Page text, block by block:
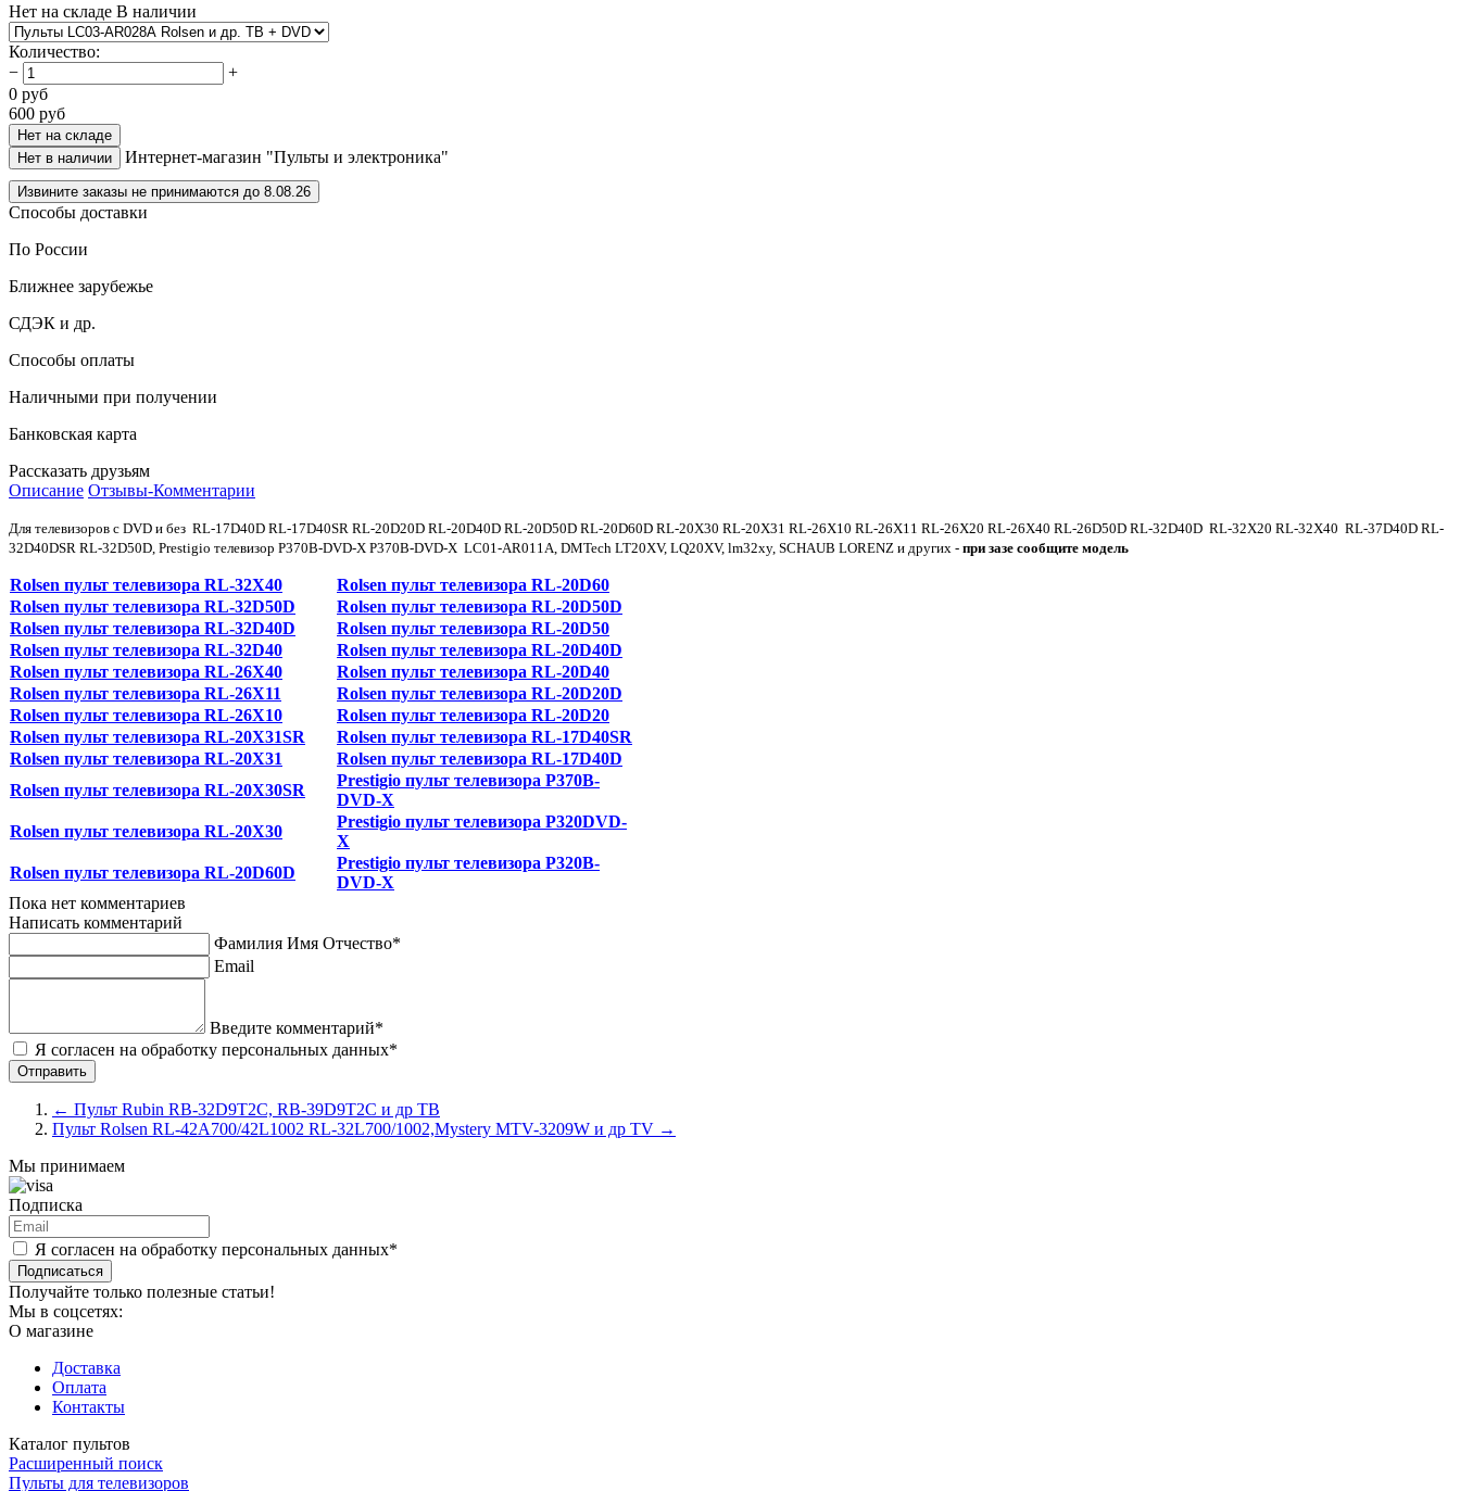
Нет на складе В наличии
Количество:
−
+
0 руб
600 руб
Нет на складе
Нет в наличии
Интернет-магазин "Пульты и электроника"
Извините заказы не принимаются до 8.08.26
Способы доставки
По России
Ближнее зарубежье
СДЭК и др.
Способы оплаты
Наличными при получении
Банковская карта
Рассказать друзьям
Описание Отзывы-Комментарии
Для телевизоров c DVD и без RL-17D40D RL-17D40SR RL-20D20D RL-20D40D RL-20D50D RL-20D60D RL-20X30 RL-20X31 RL-26X10 RL-26X11 RL-26X20 RL-26X40 RL-26D50D RL-32D40D RL-32X20 RL-32X40 RL-37D40D RL-
32D40DSR RL-32D50D, Prestigio телевизор P370B-DVD-X P370B-DVD-X LC01-AR011A, DMTech LT20XV, LQ20XV, lm32xy, SCHAUB LORENZ и других - при зазе сообщите модель
Rolsen пульт телевизора RL-32X40
Rolsen пульт телевизора RL-20D60
Rolsen пульт телевизора RL-32D50D
Rolsen пульт телевизора RL-20D50D
Rolsen пульт телевизора RL-32D40D
Rolsen пульт телевизора RL-20D50
Rolsen пульт телевизора RL-32D40
Rolsen пульт телевизора RL-20D40D
Rolsen пульт телевизора RL-26X40
Rolsen пульт телевизора RL-20D40
Rolsen пульт телевизора RL-26X11
Rolsen пульт телевизора RL-20D20D
Rolsen пульт телевизора RL-26X10
Rolsen пульт телевизора RL-20D20
Rolsen пульт телевизора RL-20X31SR
Rolsen пульт телевизора RL-17D40SR
Rolsen пульт телевизора RL-20X31
Rolsen пульт телевизора RL-17D40D
Rolsen пульт телевизора RL-20X30SR
Prestigio пульт телевизора P370B-
DVD-X
Rolsen пульт телевизора RL-20X30
Prestigio пульт телевизора P320DVD-
X
Rolsen пульт телевизора RL-20D60D
Prestigio пульт телевизора P320B-
DVD-X
Пока нет комментариев
Написать комментарий
Фамилия Имя Отчество*
Email
Введите комментарий*
Я согласен на обработку персональных данных*
← Пульт Rubin RB-32D9T2C, RB-39D9T2C и др ТВ
Пульт Rolsen RL-42A700/42L1002 RL-32L700/1002,Mystery MTV-3209W и др TV →
Мы принимаем
Подписка
Я согласен на обработку персональных данных*
Подписаться
Получайте только полезные статьи!
Мы в соцсетях:
О магазине
Доставка
Оплата
Контакты
Каталог пультов
Расширенный поиск
Пульты для телевизоров